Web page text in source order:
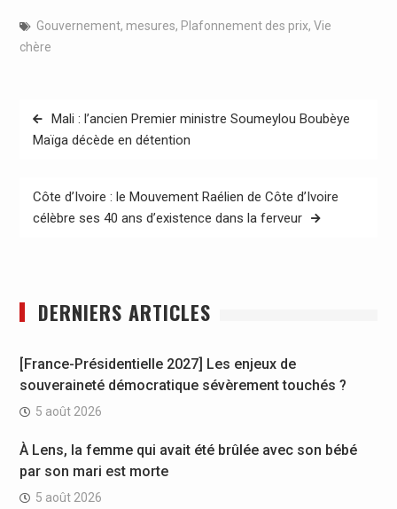
Gouvernement, mesures, Plafonnement des prix, Vie
chère
Navigation
de
Mali : l’ancien Premier ministre Soumeylou Boubèye
Maïga décède en détention
Côte d’Ivoire : le Mouvement Raélien de Côte d’Ivoire
célèbre ses 40 ans d’existence dans la ferveur
DERNIERS ARTICLES
[France-Présidentielle 2027] Les enjeux de
souveraineté démocratique sévèrement touchés ?
5 août 2026
À Lens, la femme qui avait été brûlée avec son bébé
par son mari est morte
5 août 2026